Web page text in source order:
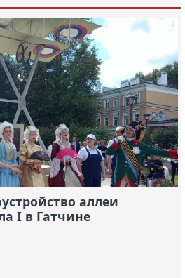
аллеи
I в Гатчине